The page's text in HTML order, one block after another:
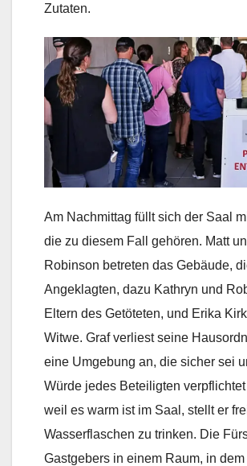
Zutaten.
Am Nachmittag füllt sich der Saal
die zu diesem Fall gehören. Matt
Robinson betreten das Gebäude,
Angeklagten, dazu Kathryn und
Eltern des Getöteten, und Erika
Witwe. Graf verliest seine
eine Umgebung an, die sicher sei
Würde jedes Beteiligten
weil es warm ist im Saal, stellt er
Wasserflaschen zu trinken. Die
Gastgebers in einem Raum, in